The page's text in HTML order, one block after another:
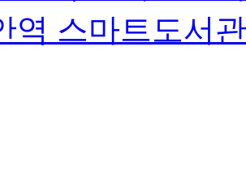
역 스마트도서관